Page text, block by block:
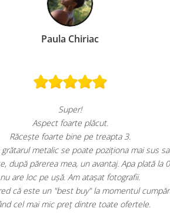
sau
0,5L
Foarte mulțumită, raport calitate